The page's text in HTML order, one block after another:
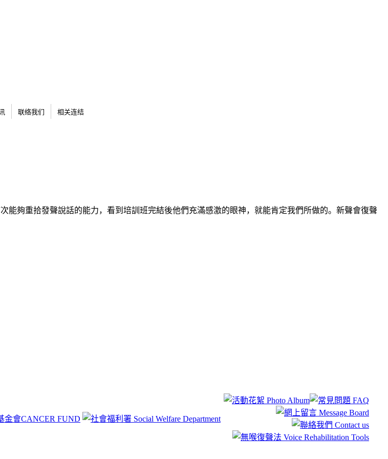
联络我们 相关连结
夠重拾發聲說話的能力，看到培訓班完結後他們充滿感激的眼神，就能肯定我們所做的。新聲會復聲